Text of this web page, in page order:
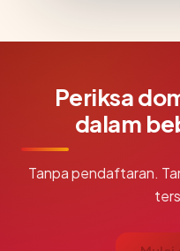
Periksa
dalam
Tanpa pendaftaran.